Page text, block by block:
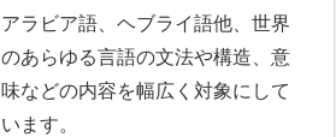
アラビア語、ヘブライ語他、世界
のあらゆる言語の文法や構造、意
味などの内容を幅広く対象にして
います。